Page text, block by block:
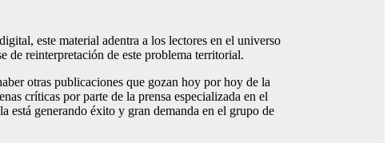
este material adentra a los lectores en el universo
de reinterpretación de este problema territorial.
otras publicaciones que gozan hoy por hoy de la
críticas por parte de la prensa especializada en el
está generando éxito y gran demanda en el grupo de